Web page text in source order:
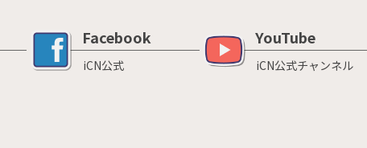
Facebook
iCN公式
YouTube
iCN公式チャンネル